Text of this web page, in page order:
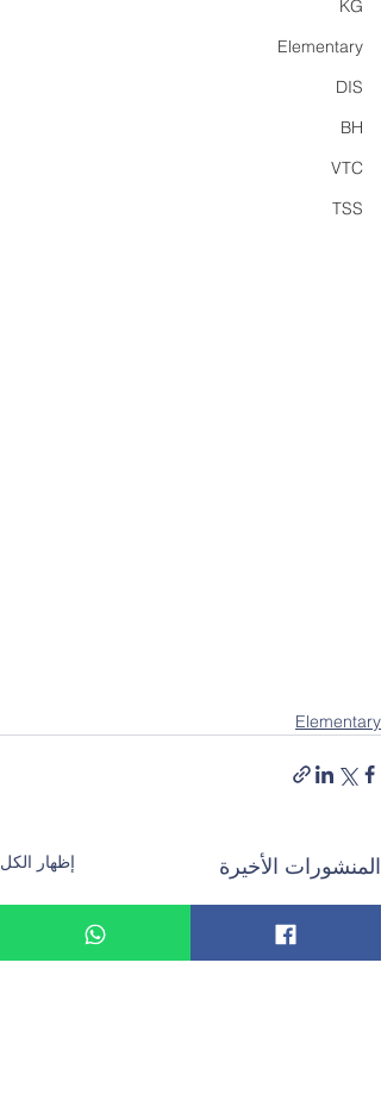
KG
Elementary
DIS
BH
VTC
TSS
Elementary
المنشورات الأخيرة إظهار الكل